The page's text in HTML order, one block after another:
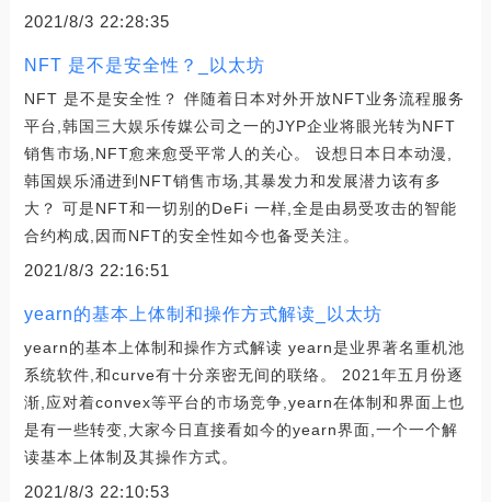
2021/8/3 22:28:35
NFT 是不是安全性？_以太坊
NFT 是不是安全性？ 伴随着日本对外开放NFT业务流程服务
平台,韩国三大娱乐传媒公司之一的JYP企业将眼光转为NFT
销售市场,NFT愈来愈受平常人的关心。 设想日本日本动漫,
韩国娱乐涌进到NFT销售市场,其暴发力和发展潜力该有多
大？ 可是NFT和一切别的DeFi 一样,全是由易受攻击的智能
合约构成,因而NFT的安全性如今也备受关注。
2021/8/3 22:16:51
yearn的基本上体制和操作方式解读_以太坊
yearn的基本上体制和操作方式解读 yearn是业界著名重机池
系统软件,和curve有十分亲密无间的联络。 2021年五月份逐
渐,应对着convex等平台的市场竞争,yearn在体制和界面上也
是有一些转变,大家今日直接看如今的yearn界面,一个一个解
读基本上体制及其操作方式。
2021/8/3 22:10:53